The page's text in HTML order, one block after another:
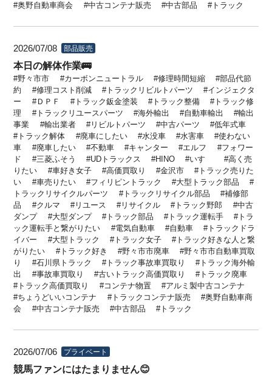
奥野自動車商会
中古コンテナ販売 中古部品 トラック
2026/07/08 部品販売
本日の解体作業🚌
野々市市 カーボンニュートラル 修理時間短縮
部品代節
約
修理コスト削減 トラックリビルトパーツ
インジェクタ
ー
ＤＰＦ トラック鈑金塗装 トラック整備
トラック修
理
トラックリユースパーツ 海外輸出 自動車輸出
輸出
事業
輸出業者 リビルトパーツ 中古パーツ
低年式車
トラック解体
廃車にしたい 水没車 水害車
使わない
車
廃車したい 不動車 キャンター エルフ
フォワー
ド
三菱ふそう UDトラックス HINO いすゞ
高く売
りたい
車好き女子 高価買取り 金沢市
トラック売りた
い
車売りたい フィリピントラック
大型トラック部品
トラックリサイクルパーツ
トラックリサイクル部品
補修部
品
クルマ リユース リサイクル トラック野郎
中古
ダンプ
大型ダンプ トラック部品 トラック運転手
トラ
ック運転手と繋がりたい
電気自動車 自動車
トラックドラ
イバー
大型トラック トラック女子
トラック好きな人と繋
がりたい
トラック好き 野々市市廃車
野々市市自動車買取
り
石川県トラック トラック事故車買取り
トラック海外輸
出
事故車買取り 古いトラック高価買取り
トラック廃車
トラック高価買取り
コンテナ物置
アルミ製中古コンテナ
ちょうどいいコンテナ
トラックコンテナ販売
奥野自動車商
会
中古コンテナ販売 中古部品 トラック
2026/07/06 プライベート
競馬ファンにはたまりません😊